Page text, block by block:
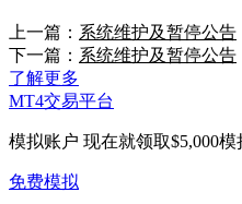
上一篇： 系统维护及暂停公告
下一篇： 系统维护及暂停公告
了解更多
MT4交易平台
模拟账户 现在就领取$5,000
免费模拟